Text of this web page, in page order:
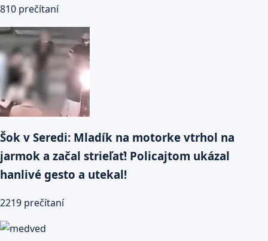
810 prečítaní
Šok v Seredi: Mladík na motorke vtrhol na
jarmok a začal strieľať! Policajtom ukázal
hanlivé gesto a utekal!
2219 prečítaní